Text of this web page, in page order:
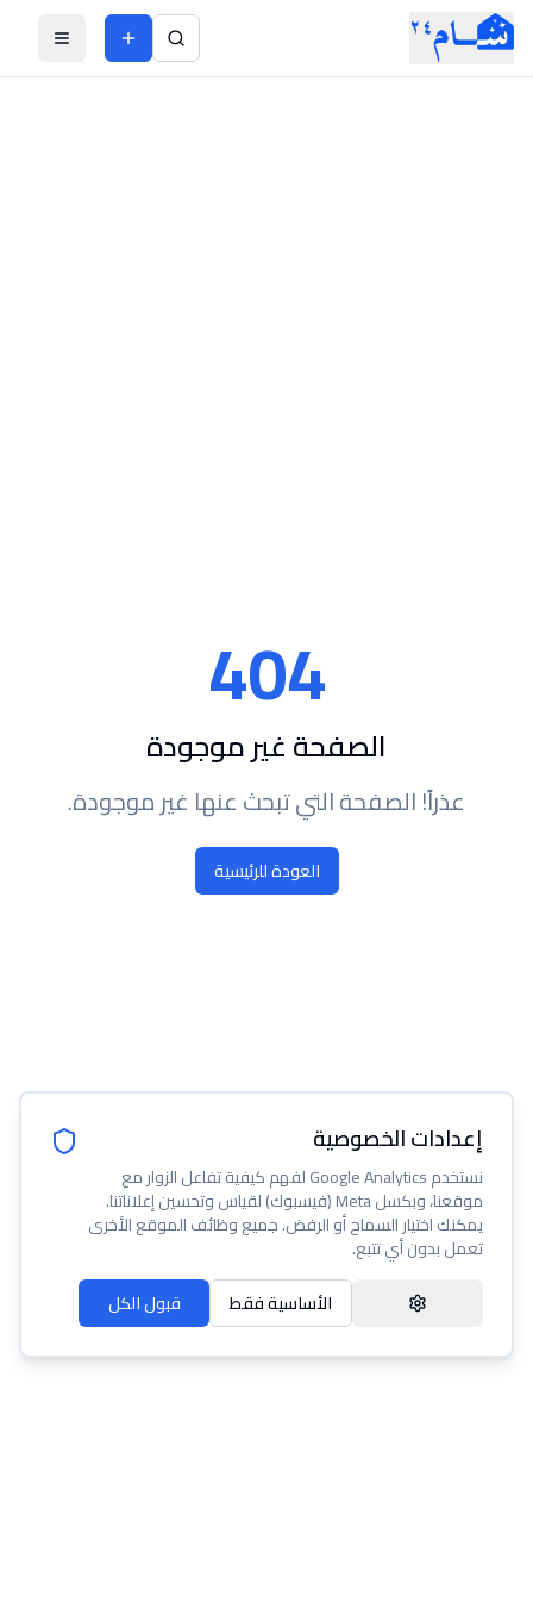
404
الصفحة غير موجودة
عذراً! الصفحة التي تبحث عنها غير موجودة.
العودة للرئيسية
إعدادات الخصوصية
نستخدم Google Analytics لفهم كيفية تفاعل الزوار مع
موقعنا، وبكسل Meta (فيسبوك) لقياس وتحسين إعلاناتنا.
يمكنك اختيار السماح أو الرفض. جميع وظائف الموقع الأخرى
تعمل بدون أي تتبع.
قبول الكل
الأساسية فقط